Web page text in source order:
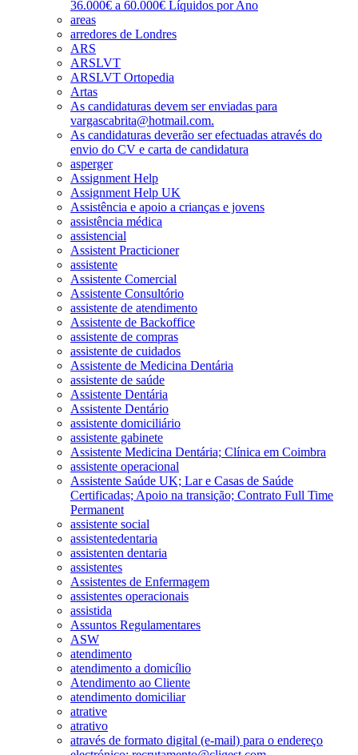
36.000€ a 60.000€ Líquidos por Ano
areas
arredores de Londres
ARS
ARSLVT
ARSLVT Ortopedia
Artas
As candidaturas devem ser enviadas para
vargascabrita@hotmail.com.
As candidaturas deverão ser efectuadas através do
envio do CV e carta de candidatura
asperger
Assignment Help
Assignment Help UK
Assistência e apoio a crianças e jovens
assistência médica
assistencial
Assistent Practicioner
assistente
Assistente Comercial
Assistente Consultório
assistente de atendimento
Assistente de Backoffice
assistente de compras
assistente de cuidados
Assistente de Medicina Dentária
assistente de saúde
Assistente Dentária
Assistente Dentário
assistente domiciliário
assistente gabinete
Assistente Medicina Dentária; Clínica em Coimbra
assistente operacional
Assistente Saúde UK; Lar e Casas de Saúde
Certificadas; Apoio na transição; Contrato Full Time
Permanent
assistente social
assistentedentaria
assistenten dentaria
assistentes
Assistentes de Enfermagem
assistentes operacionais
assistida
Assuntos Regulamentares
ASW
atendimento
atendimento a domicílio
Atendimento ao Cliente
atendimento domiciliar
atrative
atrativo
através de formato digital (e-mail) para o endereço